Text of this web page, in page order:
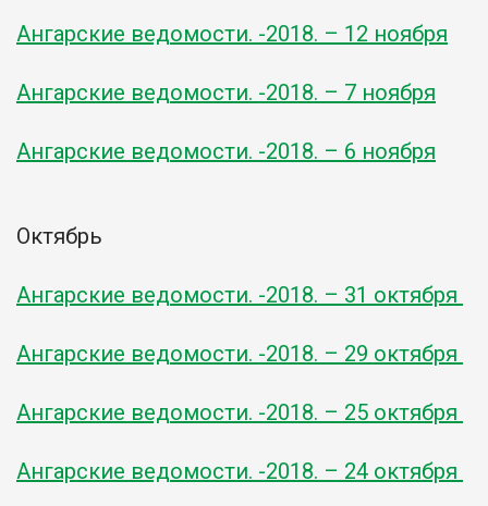
Ангарские ведомости. -2018. – 12 ноября
Ангарские ведомости. -2018. – 7 ноября
Ангарские ведомости. -2018. – 6 ноября
Октябрь
Ангарские ведомости. -2018. – 31 октября
Ангарские ведомости. -2018. – 29 октября
Ангарские ведомости. -2018. – 25 октября
Ангарские ведомости. -2018. – 24 октября